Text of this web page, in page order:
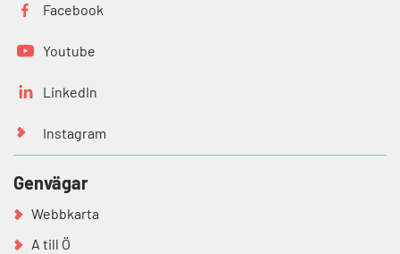
Facebook
Youtube
LinkedIn
Instagram
Genvägar
Webbkarta
A till Ö